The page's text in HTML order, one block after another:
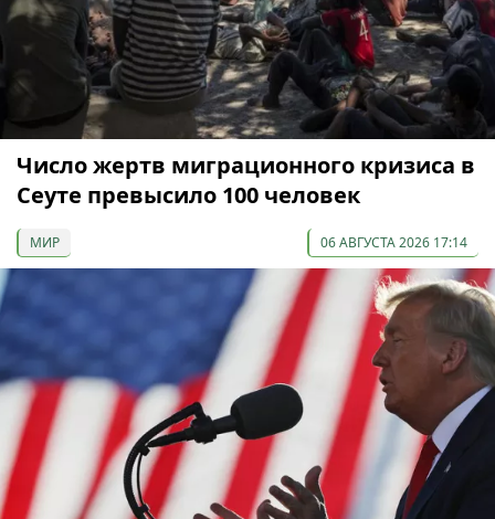
Число жертв миграционного кризиса в
Сеуте превысило 100 человек
МИР 06 АВГУСТА 2026 17:14